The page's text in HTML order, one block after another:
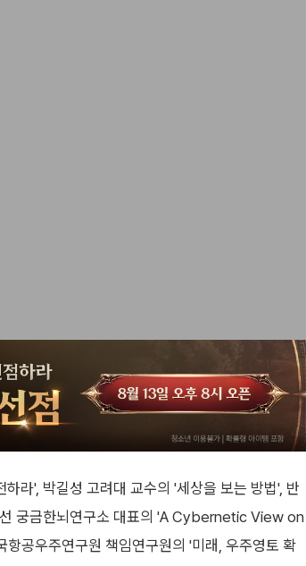
라', 박길성 고려대 교수의 '세상을 보는 방법', 반
궁금한뇌연구소 대표의 'A Cybernetic View on
공우주연구원 책임연구원의 '미래, 우주영토 확